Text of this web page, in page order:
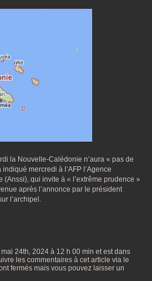
la Nouvelle-Calédonie n’aura « pas de
mercredi à l’AFP l’Agence
qui invite à « l’extrême prudence »
après l’annonce par le président
l’archipel.
24th, 2024 à 12 h 00 min et est dans
les commentaires à cet article via le
fermés mais vous pouvez laisser un